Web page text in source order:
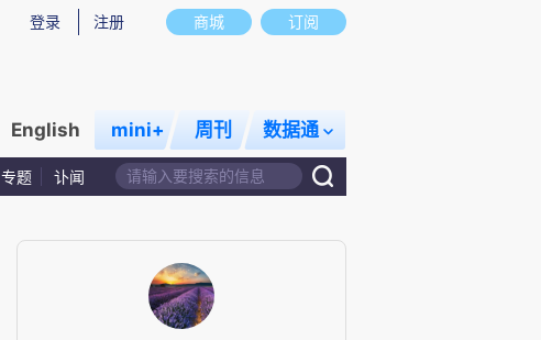
商城 订阅
登录 注册
English mini+ 周刊 数据通
专题 讣闻